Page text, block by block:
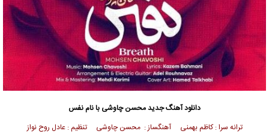
دانلود آهنگ جدیدمحسن چاوشی با نام نفس
ترانه سرا : کاظم بهمنی آهنگساز :محسن چاوشی تنظیم : عادل روح نواز